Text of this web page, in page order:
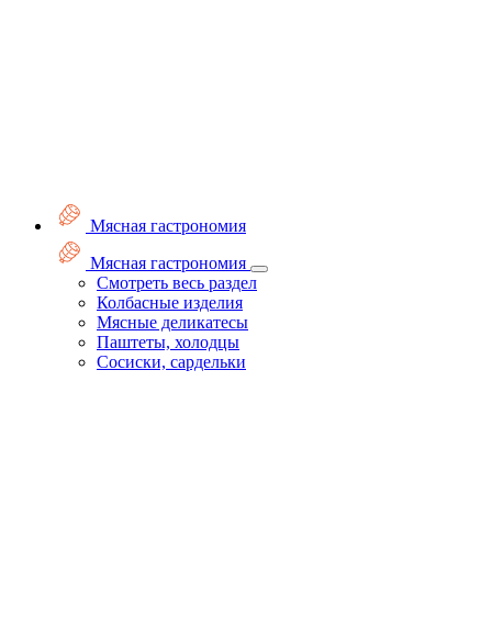
Мясная гастрономия
Мясная гастрономия
Смотреть весь раздел
Колбасные изделия
Мясные деликатесы
Паштеты, холодцы
Сосиски, сардельки